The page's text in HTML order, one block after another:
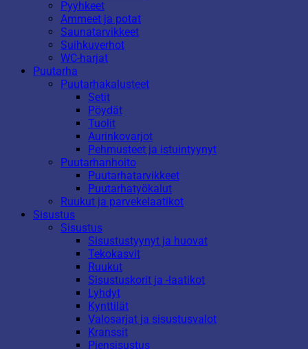
Pyyhkeet
Ammeet ja potat
Saunatarvikkeet
Suihkuverhot
WC-harjat
Puutarha
Puutarhakalusteet
Setit
Pöydät
Tuolit
Aurinkovarjot
Pehmusteet ja istuintyynyt
Puutarhanhoito
Puutarhatarvikkeet
Puutarhatyökalut
Ruukut ja parvekelaatikot
Sisustus
Sisustus
Sisustustyynyt ja huovat
Tekokasvit
Ruukut
Sisustuskorit ja -laatikot
Lyhdyt
Kynttilät
Valosarjat ja sisustusvalot
Kranssit
Piensisustus